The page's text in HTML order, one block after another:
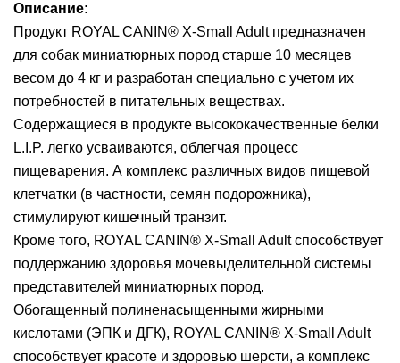
Описание:
Продукт ROYAL CANIN® X-Small Adult предназначен
для собак миниатюрных пород старше 10 месяцев
весом до 4 кг и разработан специально с учетом их
потребностей в питательных веществах.
Содержащиеся в продукте высококачественные белки
L.I.P. легко усваиваются, облегчая процесс
пищеварения. А комплекс различных видов пищевой
клетчатки (в частности, семян подорожника),
стимулируют кишечный транзит.
Кроме того, ROYAL CANIN® X-Small Adult способствует
поддержанию здоровья мочевыделительной системы
представителей миниатюрных пород.
Обогащенный полиненасыщенными жирными
кислотами (ЭПК и ДГК), ROYAL CANIN® X-Small Adult
способствует красоте и здоровью шерсти, а комплекс